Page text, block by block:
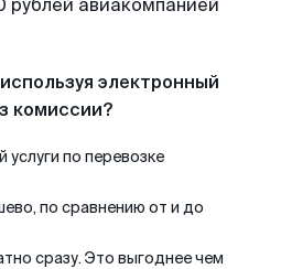
рублей авиакомпанией
электронный
комиссии?
услуги по перевозке
по сравнению от и до
сразу. Это выгоднее чем